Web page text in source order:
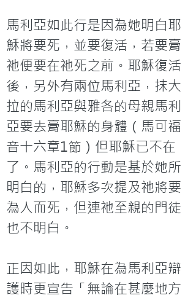
馬利亞如此行是因為她明白耶
穌將要死，並要復活，若要膏
祂便要在祂死之前。耶穌復活
後，另外有兩位馬利亞，抹大
拉的馬利亞與雅各的母親馬利
亞要去膏耶穌的身體（馬可福
音十六章1節）但耶穌已不在
了。馬利亞的行動是基於她所
明白的，耶穌多次提及祂將要
為人而死，但連祂至親的門徒
也不明白。
正因如此，耶穌在為馬利亞辯
護時更宣告「無論在甚麼地方